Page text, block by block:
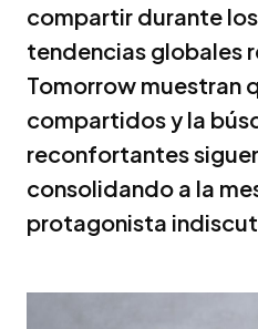
compartir durante
tendencias globales
Tomorrow muestran
compartidos y la
reconfortantes
consolidando a la
protagonista